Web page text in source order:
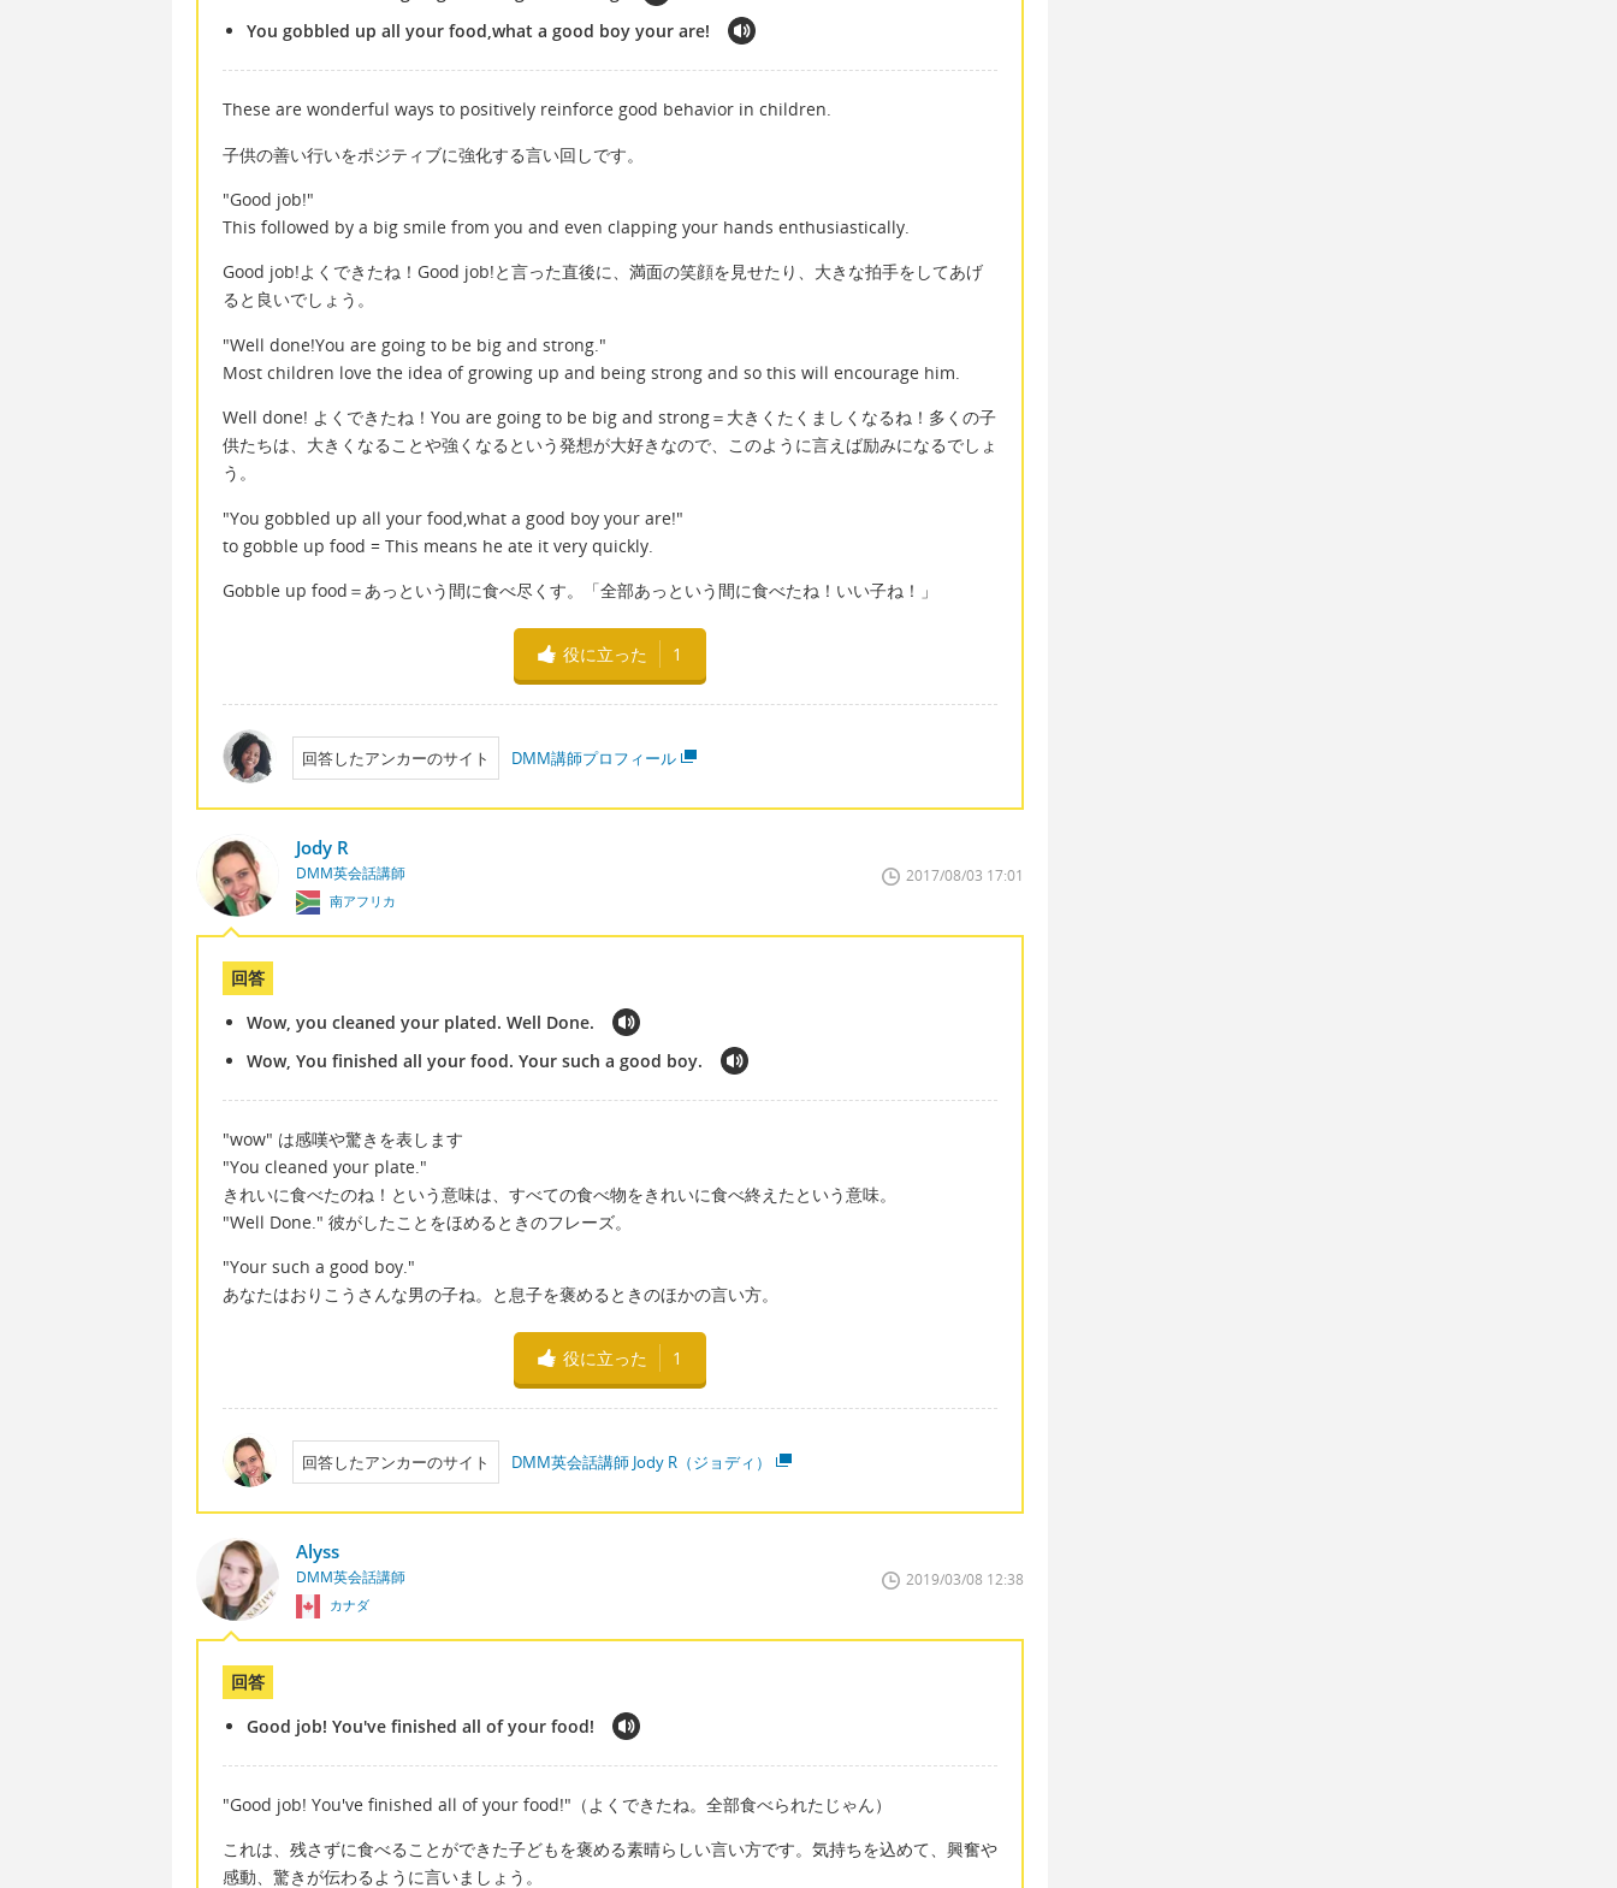
You gobbled up all your food,what a good boy your are!
These are wonderful ways to positively reinforce good behavior in children.
子供の善い行いをポジティブに強化する言い回しです。
"Good job!"
This followed by a big smile from you and even clapping your hands enthusiastically.
Good job!よくできたね！Good job!と言った直後に、満面の笑顔を見せたり、大きな拍手をしてあげ
ると良いでしょう。
"Well done!You are going to be big and strong."
Most children love the idea of growing up and being strong and so this will encourage him.
Well done! よくできたね！You are going to be big and strong＝大きくたくましくなるね！多くの子
供たちは、大きくなることや強くなるという発想が大好きなので、このように言えば励みになるでしょ
う。
"You gobbled up all your food,what a good boy your are!"
to gobble up food = This means he ate it very quickly.
Gobble up food＝あっという間に食べ尽くす。「全部あっという間に食べたね！いい子ね！」
役に立った 1
回答したアンカーのサイト DMM講師プロフィール
Jody R
DMM英会話講師
南アフリカ
2017/08/03 17:01
回答
Wow, you cleaned your plated. Well Done.
Wow, You finished all your food. Your such a good boy.
"wow" は感嘆や驚きを表します
"You cleaned your plate."
きれいに食べたのね！という意味は、すべての食べ物をきれいに食べ終えたという意味。
"Well Done." 彼がしたことをほめるときのフレーズ。
"Your such a good boy."
あなたはおりこうさんな男の子ね。と息子を褒めるときのほかの言い方。
役に立った 1
回答したアンカーのサイト DMM英会話講師 Jody R（ジョディ）
Alyss
DMM英会話講師
カナダ
2019/03/08 12:38
回答
Good job! You've finished all of your food!
"Good job! You've finished all of your food!"（よくできたね。全部食べられたじゃん）
これは、残さずに食べることができた子どもを褒める素晴らしい言い方です。気持ちを込めて、興奮や
感動、驚きが伝わるように言いましょう。